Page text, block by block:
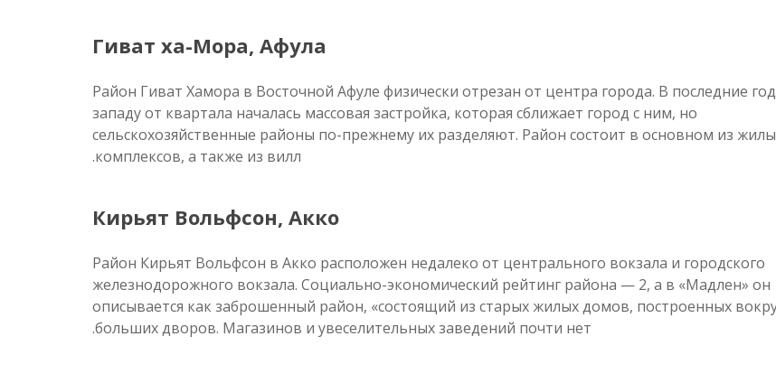
Гиват ха-Мора, Афула
Район Гиват Хамора в Восточной Афуле физически отрезан от центра города. В последние
западу от квартала началась массовая застройка, которая сближает город с ним, но
сельскохозяйственные районы по-прежнему их разделяют. Район состоит в основном из
комплексов, а также из вилл.
Кирьят Вольфсон, Акко
Район Кирьят Вольфсон в Акко расположен недалеко от центрального вокзала и городского
железнодорожного вокзала. Социально-экономический рейтинг района — 2, а в «Мадлен» он
описывается как заброшенный район, «состоящий из старых жилых домов, построенных
больших дворов. Магазинов и увеселительных заведений почти нет.